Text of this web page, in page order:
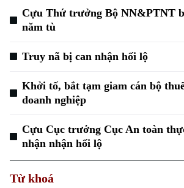
Xu hướng
Cựu Thứ trưởng Bộ NN&PTNT
năm tù
Truy nã bị can nhận hối lộ
Khởi tố, bắt tạm giam cán bộ
doanh nghiệp
Cựu Cục trưởng Cục An toàn
nhận nhận hối lộ
Từ khoá